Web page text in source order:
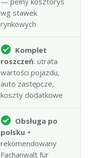
wg stawek
rynkowych
Komplet
roszczeń: utrata
wartości pojazdu,
auto zastępcze,
koszty dodatkowe
Obsługa po
polsku+
rekomendowany
Fachanwalt für